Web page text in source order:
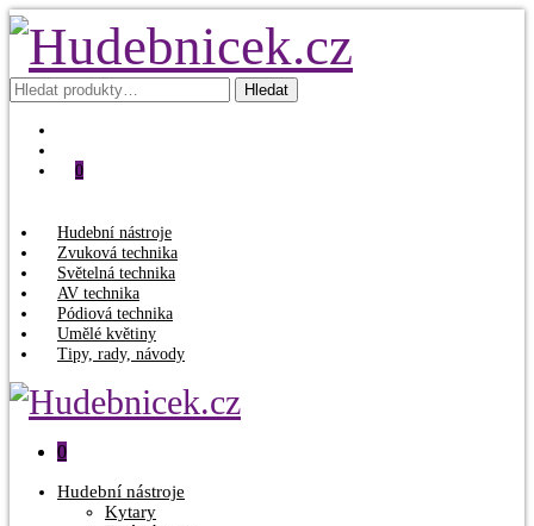
Hledat: Hledat
0
Hudební nástroje
Zvuková technika
Světelná technika
AV technika
Pódiová technika
Umělé květiny
Tipy, rady, návody
0
Hudební nástroje
Kytary